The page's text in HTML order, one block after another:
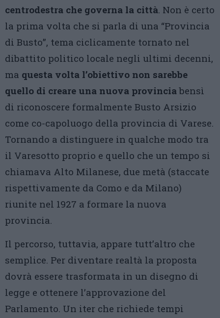
centrodestra che governa la città. Non è certo
la prima volta che si parla di una “Provincia
di Busto”, tema ciclicamente tornato nel
dibattito politico locale negli ultimi decenni,
ma questa volta l’obiettivo non sarebbe
quello di creare una nuova provinciabensì
di riconoscere formalmente Busto Arsizio
come co-capoluogo della provincia di Varese.
Tornando a distinguere in qualche modo tra
il Varesotto proprio e quello che un tempo si
chiamava Alto Milanese, due metà (staccate
rispettivamente da Como e da Milano)
riunite nel 1927 a formare la nuova
provincia.
Il percorso, tuttavia, appare tutt’altro che
semplice. Per diventare realtà la proposta
dovrà essere trasformata in un disegno di
legge e ottenere l’approvazione del
Parlamento. Un iter che richiede tempi